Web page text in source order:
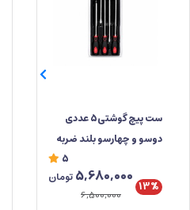
ست پیچ گوشتی5 عددی
دوسو و چهارسو بلند ضربه
خور برند راهسول ساخت
تایوان
5
13%
5,680,000تومان
6,500,000